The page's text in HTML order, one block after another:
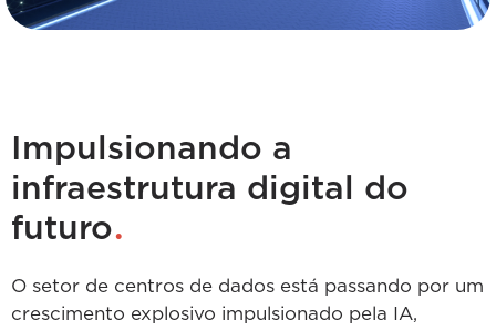
Impulsionando a
infraestrutura digital do
futuro.
O setor de centros de dados está passando por um
crescimento explosivo impulsionado pela IA,